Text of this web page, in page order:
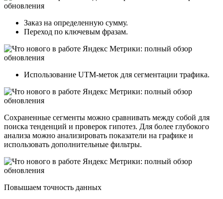
Заказ на определенную сумму.
Переход по ключевым фразам.
Использование UTM-меток для сегментации трафика.
Сохраненные сегменты можно сравнивать между собой для
поиска тенденций и проверок гипотез. Для более глубокого
анализа можно анализировать показатели на графике и
использовать дополнительные фильтры.
Повышаем точность данных